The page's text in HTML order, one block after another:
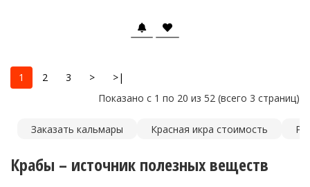
1 2 3 >
>|
Показано с 1 по 20 из 52 (всего 3 страниц)
Заказать кальмары Красная икра стоимость
Крабы – источник полезных веществ